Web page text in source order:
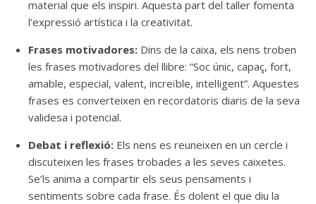
material que els inspiri. Aquesta part del taller fomenta
l’expressió artística i la creativitat.
Frases motivadores: Dins de la caixa, els nens troben
les frases motivadores del llibre: “Soc únic, capaç, fort,
amable, especial, valent, increïble, intel·ligent”. Aquestes
frases es converteixen en recordatoris diaris de la seva
validesa i potencial.
Debat i reflexió: Els nens es reuneixen en un cercle i
discuteixen les frases trobades a les seves caixetes.
Se’ls anima a compartir els seus pensaments i
sentiments sobre cada frase. És dolent el que diu la